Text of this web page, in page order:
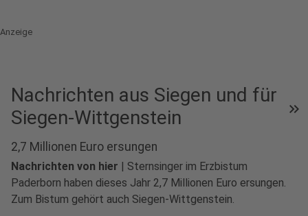
Anzeige
Nachrichten aus Siegen und für
Siegen-Wittgenstein
keyboard_double_arrow_right
2,7 Millionen Euro ersungen
Nachrichten von hier | Sternsinger im Erzbistum
Paderborn haben dieses Jahr 2,7 Millionen Euro ersungen.
Zum Bistum gehört auch Siegen-Wittgenstein.
play_circleAudio anhören